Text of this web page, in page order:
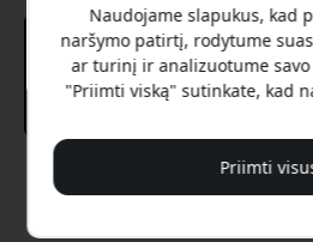
Naudojame slapukus, kad
naršymo patirtį, rodytume
ar turinį ir analizuotume
"Priimti viską" sutinkate, kad
Priimti
Ne, aš verčiau